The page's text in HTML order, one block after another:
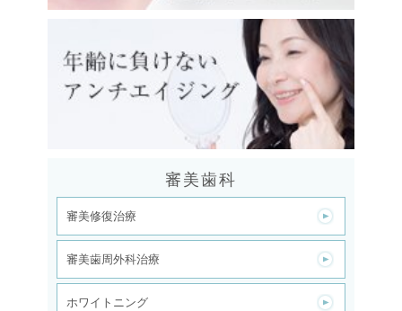
審美歯科
審美修復治療
審美歯周外科治療
ホワイトニング